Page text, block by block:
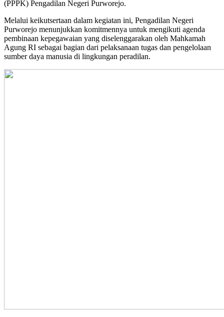
(PPPK) Pengadilan Negeri Purworejo.
Melalui keikutsertaan dalam kegiatan ini, Pengadilan Negeri
Purworejo menunjukkan komitmennya untuk mengikuti agenda
pembinaan kepegawaian yang diselenggarakan oleh Mahkamah
Agung RI sebagai bagian dari pelaksanaan tugas dan pengelolaan
sumber daya manusia di lingkungan peradilan.